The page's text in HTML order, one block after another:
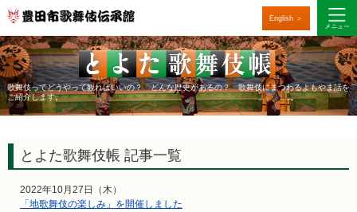
English ＞
歌舞伎ってどうやって観ればいいの？ どんな歴史があるの？ 歌舞伎にまつわるよもやま話を
ご紹介します。
とよた歌舞伎帳 記事一覧
2022年10月27日（木）
「地歌舞伎の楽しみ」を開催しました